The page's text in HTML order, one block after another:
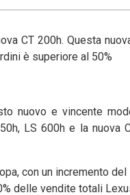
CT 200h. Questa
è superiore al 50%
nuovo e vincente
LS 600h e la
con un incremento
delle vendite totali